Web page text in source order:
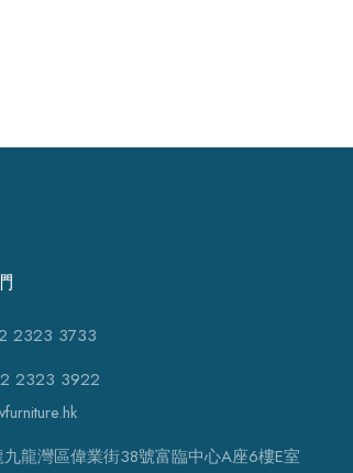
2323 3733
2323 3922
龍灣區偉業街38號富臨中心A座6樓E室